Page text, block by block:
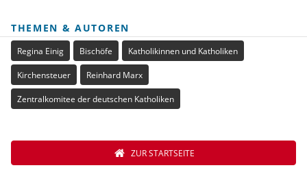
THEMEN & AUTOREN
Regina Einig Bischöfe Katholikinnen und Katholiken
Kirchensteuer Reinhard Marx
Zentralkomitee der deutschen Katholiken
ZUR STARTSEITE